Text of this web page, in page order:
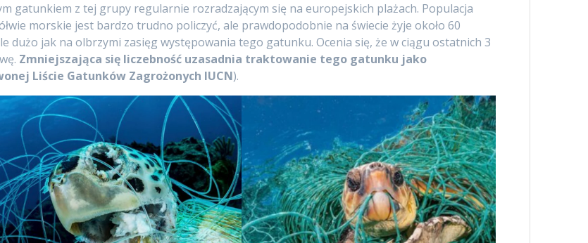
gatunkiem z tej grupy regularnie rozradzającym się na europejskich plażach. Populacja
morskie jest bardzo trudno policzyć, ale prawdopodobnie na świecie żyje około 60
dużo jak na olbrzymi zasięg występowania tego gatunku. Ocenia się, że w ciągu ostatnich 3
Zmniejszająca się liczebność uzasadnia traktowanie tego gatunku jako
Liście Gatunków Zagrożonych IUCN).